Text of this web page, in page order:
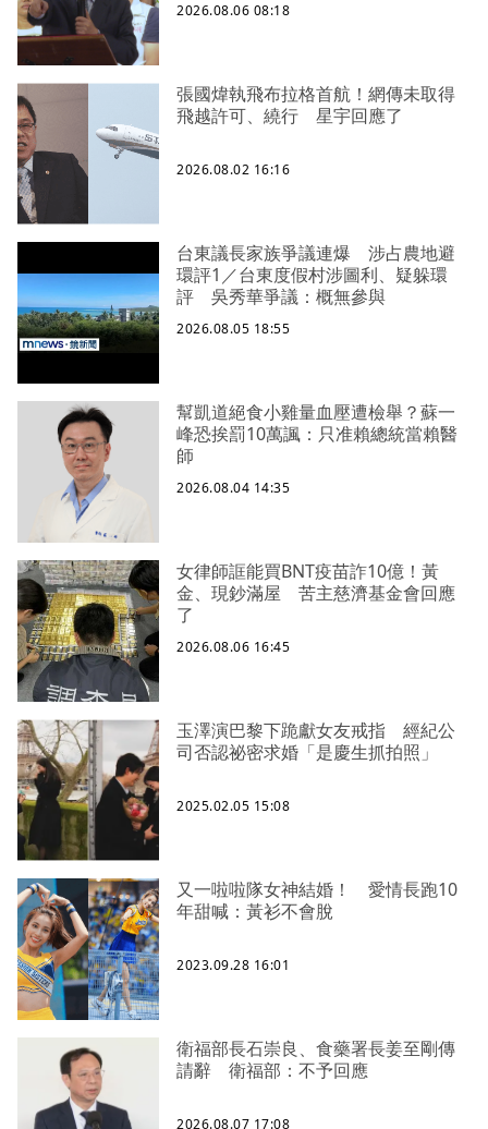
2026.08.06 08:18
張國煒執飛布拉格首航！網傳未取得
飛越許可、繞行 星宇回應了
2026.08.02 16:16
台東議長家族爭議連爆 涉占農地避
環評1／台東度假村涉圖利、疑躲環
評 吳秀華爭議：概無參與
2026.08.05 18:55
幫凱道絕食小雞量血壓遭檢舉？蘇一
峰恐挨罰10萬諷：只准賴總統當賴醫
師
2026.08.04 14:35
女律師誆能買BNT疫苗詐10億！黃
金、現鈔滿屋 苦主慈濟基金會回應
了
2026.08.06 16:45
玉澤演巴黎下跪獻女友戒指 經紀公
司否認祕密求婚「是慶生抓拍照」
2025.02.05 15:08
又一啦啦隊女神結婚！ 愛情長跑10
年甜喊：黃衫不會脫
2023.09.28 16:01
衛福部長石崇良、食藥署長姜至剛傳
請辭 衛福部：不予回應
2026.08.07 17:08